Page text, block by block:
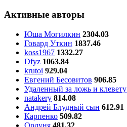
Активные авторы
Юша Могилкин 2304.03
Говард Уткин 1837.46
koss1967 1332.27
Dfyz 1063.84
krutoi 929.04
Евгений Бесовитов 906.85
Удаленный за ложь и клевету
natakery 814.08
Андрей Блудный сын 612.91
Карпенко 509.82
Орлуня 481.32